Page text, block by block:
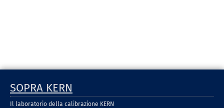
SOPRA KERN
Il laboratorio della calibrazione KERN